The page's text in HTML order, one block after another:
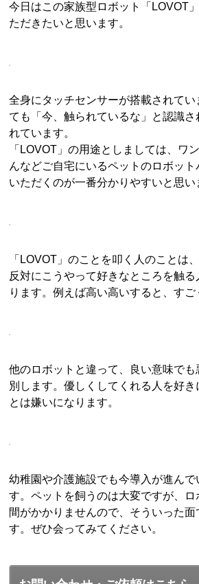
今日はこの家族型ロボット「LOVOT
ただきたいと思います。
全身にタッチセンサーが搭載されてい
ても「今、触られているな」と認識さ
れています。
「LOVOT」の用途としましては、ワ
んなどご自宅にいるペットのロボッ
いただくのが一番分かりやすいと思い
「LOVOT」のことを叩く人のことは
反対にこうやって好きなところを触
ります。例えば高い高いすると、すご
他のロボットと違って、良い意味で
別します。優しくしてくれる人を好き
とは嫌いになります。
幼稚園や介護施設でも今導入が進ん
す。ペットを飼うのは大変ですが、
間がかかりませんので、そういった面
す。ぜひ会ってみてください。